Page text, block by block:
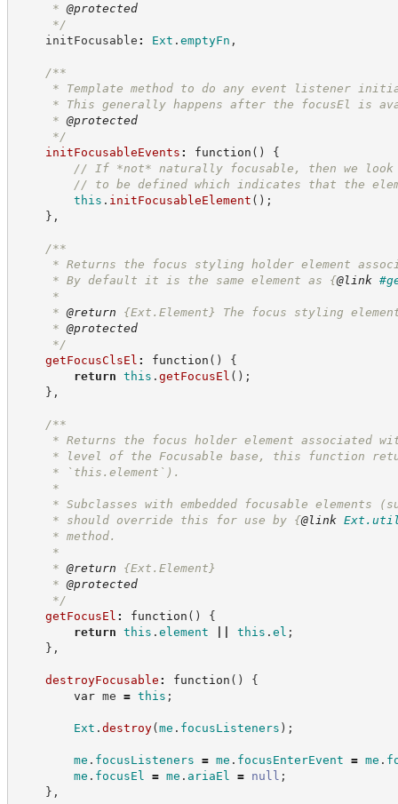
* @protected
*/
initFocusable : Ext . emptyFn ,
/**
* Template method to do any event listener
* This generally happens after the focusEl is
* @protected
*/
initFocusableEvents : function ( )
{
// If *not* naturally focusable, then we look
// to be defined which indicates that the
this . initFocusableElement ( ) ;
} ,
/**
* Returns the focus styling holder element
* By default it is the same element as {@link
*
* @return {Ext.Element}
The focus styling
* @protected
*/
getFocusClsEl : function ( )
{
return this . getFocusEl ( ) ;
} ,
/**
* Returns the focus holder element associated
* level of the Focusable base, this function
* `this.element`).
*
* Subclasses with embedded focusable elements
* should override this for use by {@link
* method.
*
* @return
{Ext.Element}
* @protected
*/
getFocusEl : function ( )
{
return this . element this . el ;
} ,
destroyFocusable : function ( )
{
var me = this ;
Ext . destroy(me . focusListeners ) ;
me . focusListeners = me . focusEnterEvent = me .
me . focusEl = me . ariaEl = null ;
} ,